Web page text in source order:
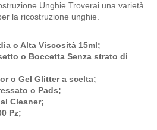
Unghie Troverai una varietà
la ricostruzione unghie.
o Alta Viscosità 15ml;
o Boccetta Senza strato di
o Gel Glitter a scelta;
o Pads;
Cleaner;
Pz;